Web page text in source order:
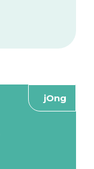
jOng